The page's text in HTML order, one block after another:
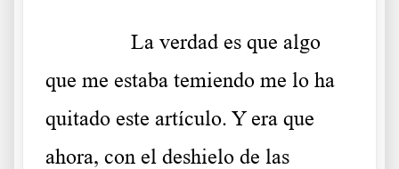
La verdad es que algo
que me estaba temiendo me lo ha
quitado este artículo. Y era que
ahora, con el deshielo de las